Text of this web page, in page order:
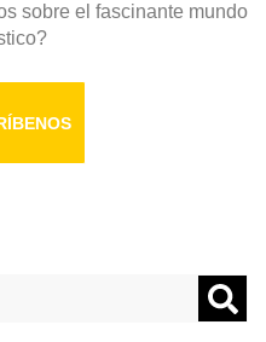
sobre el fascinante mundo